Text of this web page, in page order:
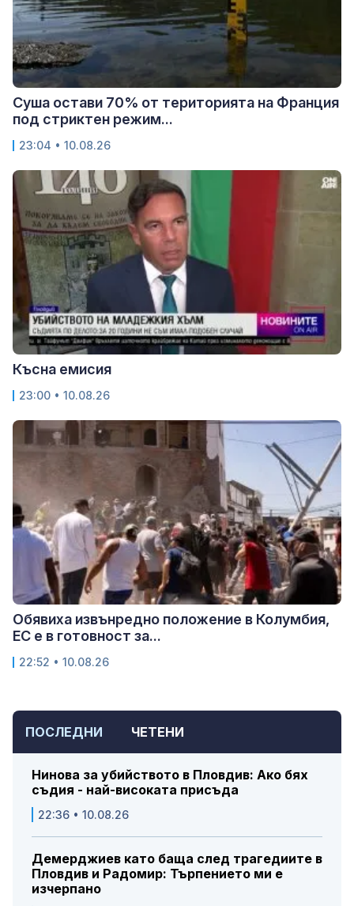
ПОСЛЕДНИ ЧЕТЕНИ
Нинова за убийството в Пловдив: Ако бях
съдия - най-високата присъда
22:36 • 10.08.26
Демерджиев като баща след трагедиите в
Пловдив и Радомир: Търпението ми е
изчерпано
Суша остави 70% от територията на Франция
под стриктен режим...
23:04 • 10.08.26
Късна емисия
23:00 • 10.08.26
Обявиха извънредно положение в Колумбия,
ЕС е в готовност за...
22:52 • 10.08.26